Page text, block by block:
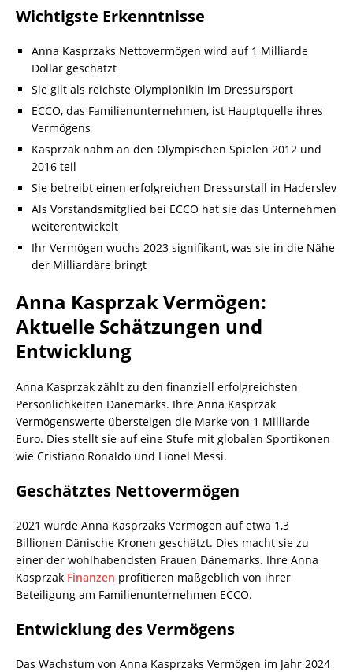
Wichtigste Erkenntnisse
Anna Kasprzaks Nettovermögen wird auf 1 Milliarde
Dollar geschätzt
Sie gilt als reichste Olympionikin im Dressursport
ECCO, das Familienunternehmen, ist Hauptquelle ihres
Vermögens
Kasprzak nahm an den Olympischen Spielen 2012 und
2016 teil
Sie betreibt einen erfolgreichen Dressurstall in Haderslev
Als Vorstandsmitglied bei ECCO hat sie das Unternehmen
weiterentwickelt
Ihr Vermögen wuchs 2023 signifikant, was sie in die Nähe
der Milliardäre bringt
Anna Kasprzak Vermögen:
Aktuelle Schätzungen und
Entwicklung
Anna Kasprzak zählt zu den finanziell erfolgreichsten
Persönlichkeiten Dänemarks. Ihre Anna Kasprzak
Vermögenswerte übersteigen die Marke von 1 Milliarde
Euro. Dies stellt sie auf eine Stufe mit globalen Sportikonen
wie Cristiano Ronaldo und Lionel Messi.
Geschätztes Nettovermögen
2021 wurde Anna Kasprzaks Vermögen auf etwa 1,3
Billionen Dänische Kronen geschätzt. Dies macht sie zu
einer der wohlhabendsten Frauen Dänemarks. Ihre Anna
Kasprzak Finanzen profitieren maßgeblich von ihrer
Beteiligung am Familienunternehmen ECCO.
Entwicklung des Vermögens
Das Wachstum von Anna Kasprzaks Vermögen im Jahr 2024